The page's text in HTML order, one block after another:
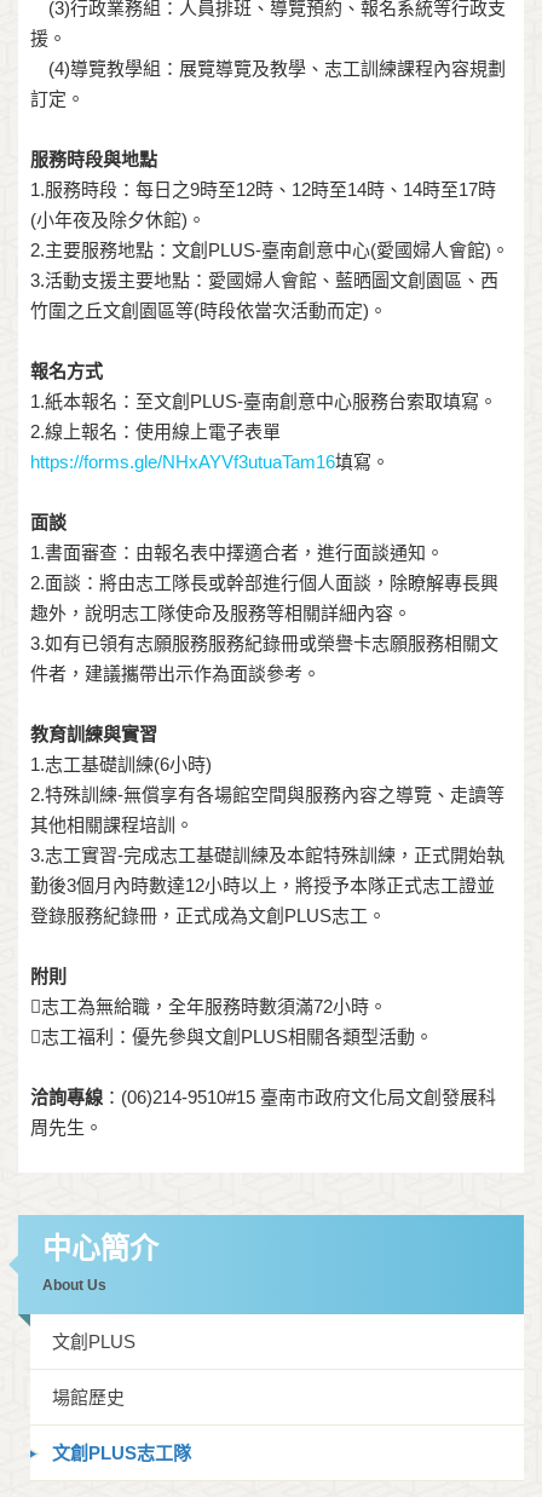
(3)行政業務組：人員排班、導覽預約、報名系統等行政支
援。
(4)導覽教學組：展覽導覽及教學、志工訓練課程內容規劃
訂定。
服務時段與地點
1.服務時段：每日之9時至12時、12時至14時、14時至17時
(小年夜及除夕休館)。
2.主要服務地點：文創PLUS-臺南創意中心(愛國婦人會館)。
3.活動支援主要地點：愛國婦人會館、藍晒圖文創園區、西
竹圍之丘文創園區等(時段依當次活動而定)。
報名方式
1.紙本報名：至文創PLUS-臺南創意中心服務台索取填寫。
2.線上報名：使用線上電子表單
https://forms.gle/NHxAYVf3utuaTam16填寫。
面談
1.書面審查：由報名表中擇適合者，進行面談通知。
2.面談：將由志工隊長或幹部進行個人面談，除瞭解專長興
趣外，說明志工隊使命及服務等相關詳細內容。
3.如有已領有志願服務服務紀錄冊或榮譽卡志願服務相關文
件者，建議攜帶出示作為面談參考。
教育訓練與實習
1.志工基礎訓練(6小時)
2.特殊訓練-無償享有各場館空間與服務內容之導覽、走讀等
其他相關課程培訓。
3.志工實習-完成志工基礎訓練及本館特殊訓練，正式開始執
勤後3個月內時數達12小時以上，將授予本隊正式志工證並
登錄服務紀錄冊，正式成為文創PLUS志工。
附則
志工為無給職，全年服務時數須滿72小時。
志工福利：優先參與文創PLUS相關各類型活動。
洽詢專線 ：(06)214-9510#15 臺南市政府文化局文創發展科
周先生。
中心簡介
About Us
文創PLUS
場館歷史
文創PLUS志工隊